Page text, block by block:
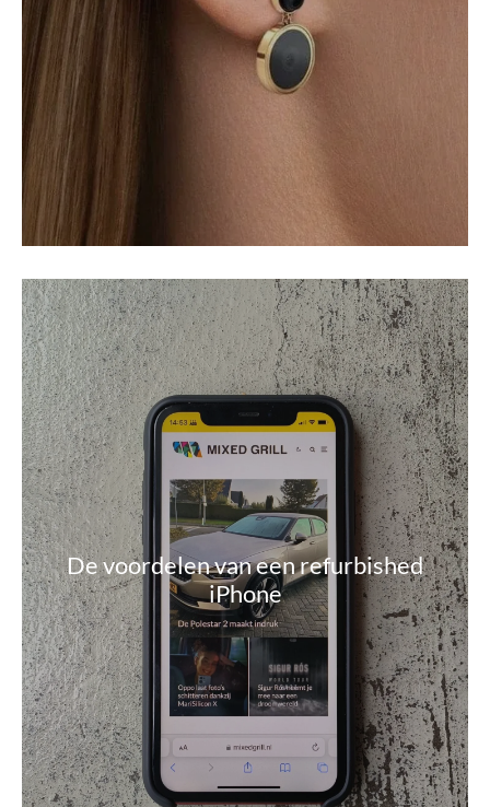
De voordelen van een refurbished
iPhone